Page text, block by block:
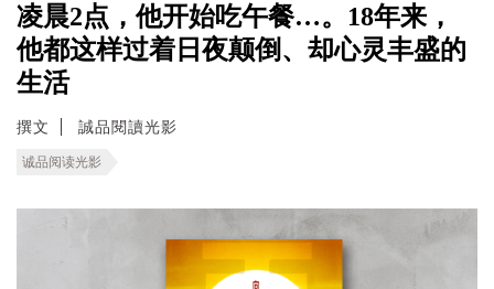
凌晨2点，他开始吃午餐…。18年来，
他都这样过着日夜颠倒、却心灵丰盛的
生活
撰文 誠品閱讀光影
诚品阅读光影